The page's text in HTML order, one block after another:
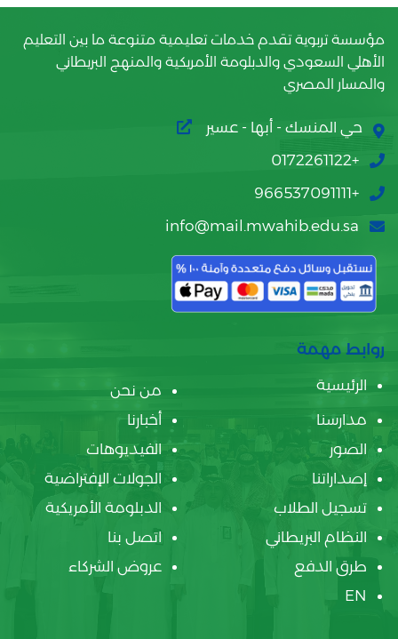
مؤسسة تربوية تقدم خدمات تعليمية متنوعة ما بين التعليم
الأهلي السعودي والدبلومة الأمريكية والمنهج البريطاني
والمسار المصري
حي المنسك - أبها - عسير
+0172261122
+966537091111
info@mail.mwahib.edu.sa
روابط مهمة
الرئيسية
من نحن
مدارسنا
أخبارنا
الصور
الفيديوهات
إصداراتنا
الجولات الإفتراضية
تسجيل الطلاب
الدبلومة الأمريكية
النظام البريطاني
اتصل بنا
طرق الدفع
عروض الشركاء
EN